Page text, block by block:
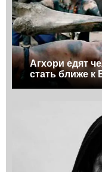
Агхори едят
стать ближе к